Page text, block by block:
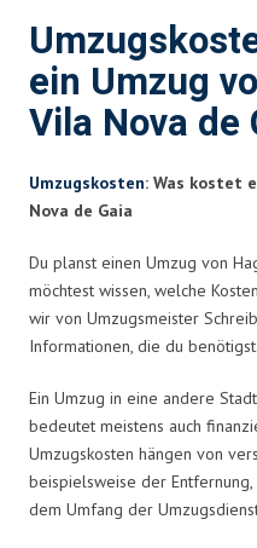
ein Umzug
Vila Nova de
Umzugskosten: Was kostet
Nova de Gaia
Du planst einen Umzug von
möchtest wissen, welche
wir von Umzugsmeister
Informationen, die du benötigst.
Ein Umzug in eine andere
bedeutet meistens auch
Umzugskosten hängen von
beispielsweise der
dem Umfang der